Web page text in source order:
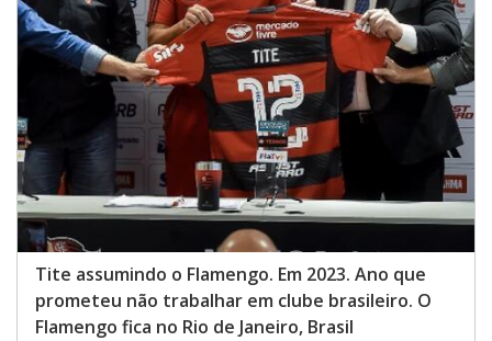
Tite assumindo o Flamengo. Em 2023. Ano que
prometeu não trabalhar em clube brasileiro. O
Flamengo fica no Rio de Janeiro, Brasil